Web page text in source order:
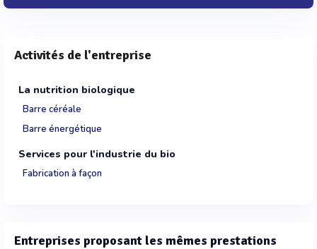
Activités de l'entreprise
La nutrition biologique
Barre céréale
Barre énergétique
Services pour l'industrie du bio
Fabrication à façon
Entreprises proposant les mêmes prestations